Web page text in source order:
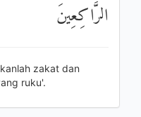
الرَّاكِعِينَ
zakat dan
ruku'.